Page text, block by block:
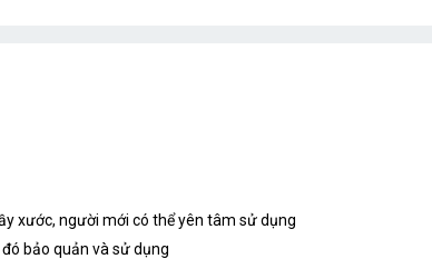
xước, người mới có thể yên tâm sử dụng
bảo quản và sử dụng